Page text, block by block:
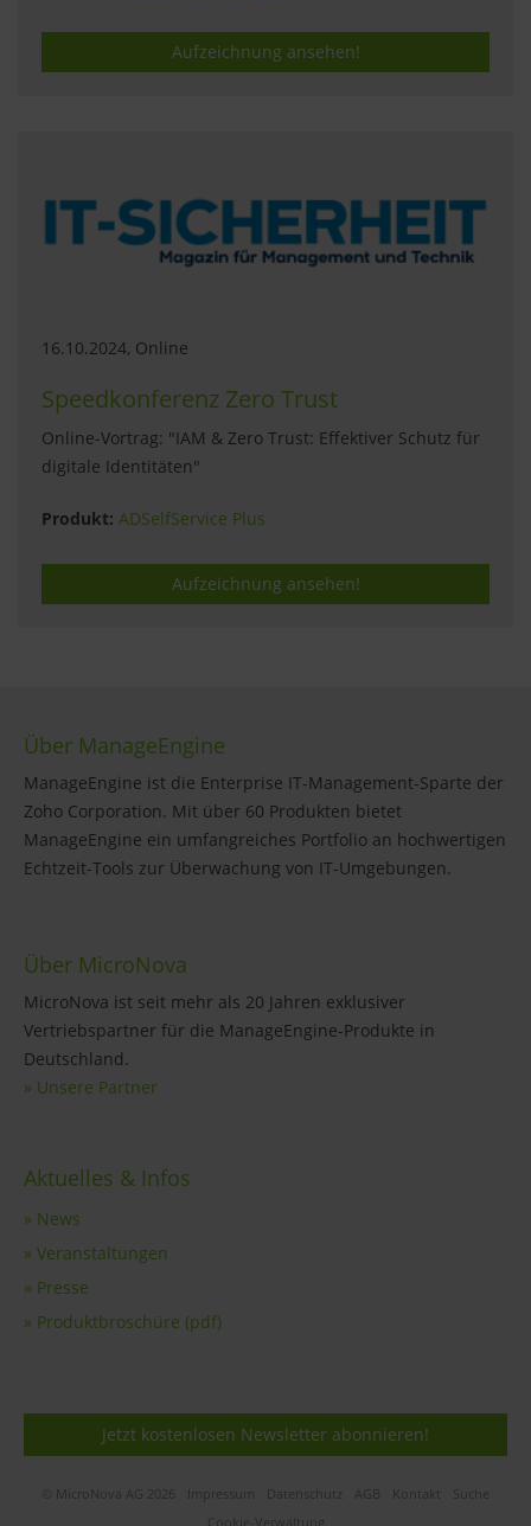
Aufzeichnung ansehen!
16.10.2024, Online
Speedkonferenz Zero Trust
Online-Vortrag: "IAM & Zero Trust: Effektiver Schutz für
digitale Identitäten"
Produkt: ADSelfService Plus
Aufzeichnung ansehen!
Über ManageEngine
ManageEngine ist die Enterprise IT-Management-Sparte der
Zoho Corporation. Mit über 60 Produkten bietet
ManageEngine ein umfangreiches Portfolio an hochwertigen
Echtzeit-Tools zur Überwachung von IT-Umgebungen.
Über MicroNova
MicroNova ist seit mehr als 20 Jahren exklusiver
Vertriebspartner für die ManageEngine-Produkte in
Deutschland.
» Unsere Partner
Aktuelles & Infos
» News
» Veranstaltungen
» Presse
» Produktbroschüre (pdf)
Jetzt kostenlosen Newsletter abonnieren!
© MicroNova AG 2026 Impressum Datenschutz AGB Kontakt
Suche
Cookie-Verwaltung